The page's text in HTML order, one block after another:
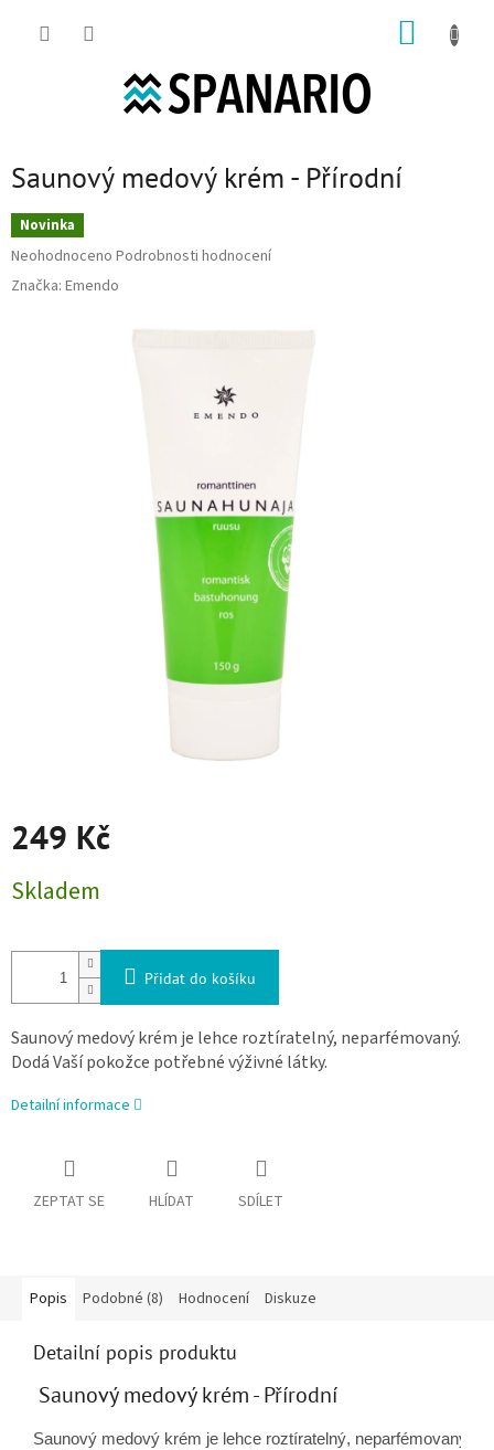
Saunový medový krém - Přírodní
Novinka
Průměrné hodnocení produktu je 0,0 z 5 hvězdiček.
Neohodnoceno Podrobnosti hodnocení
Značka: Emendo
249 Kč
Skladem
Přidat do košíku
Saunový medový krém je lehce roztíratelný, neparfémovaný.
Dodá Vaší pokožce potřebné výživné látky.
Detailní informace
ZEPTAT SE HLÍDAT SDÍLET
Popis Podobné (8) Hodnocení Diskuze
Detailní popis produktu
Saunový medový krém - Přírodní
Saunový medový krém je lehce roztíratelný, neparfémovaný.